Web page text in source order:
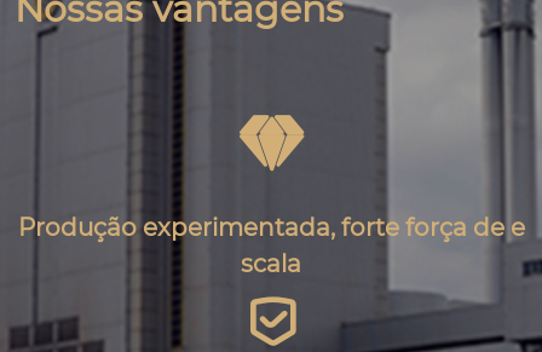
Nossas vantagens

Produção experimentada, forte força de e
scala
